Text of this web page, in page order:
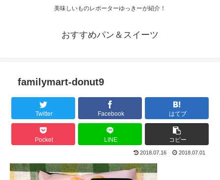
美味しいものレポーターゆっきーが紹介！
おすすめパン＆スイーツ
familymart-donut9
Twitter Facebook はてブ
Pocket LINE コピー
2018.07.16 2018.07.01